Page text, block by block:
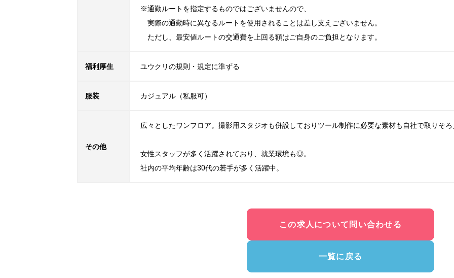
※通勤ルートを指定するものではございませんので、
実際の通勤時に異なるルートを使用されることは差し支えございません。
ただし、最安値ルートの交通費を上回る額はご自身のご負担となります。
福利厚生 ユウクリの規則・規定に準ずる
服装 カジュアル（私服可）
その他
広々としたワンフロア。撮影用スタジオも併設しておりツール制作に必要な素材も自社で取りそろ
女性スタッフが多く活躍されており、就業環境も◎。
社内の平均年齢は30代の若手が多く活躍中。
この求人について問い合わせる
一覧に戻る